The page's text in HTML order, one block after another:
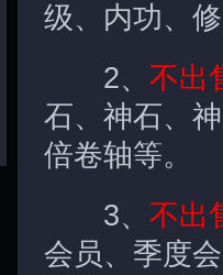
级、内功、
2、 不出
石、神石、
倍卷轴等。
3、 不出
会员、季度